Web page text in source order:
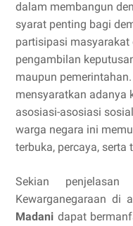
dalam membangun
syarat penting bagi
partisipasi masyarakat
pengambilan
maupun
mensyaratkan adanya
asosiasi-asosiasi
warga negara ini
terbuka, percaya, serta
Sekian
Kewarganegaraan di
Madani dapat